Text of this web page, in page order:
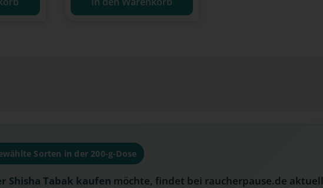
Sorten in der 200-g-Dose
Shisha Tabak kaufen möchte, findet bei raucherpause.de aktuell